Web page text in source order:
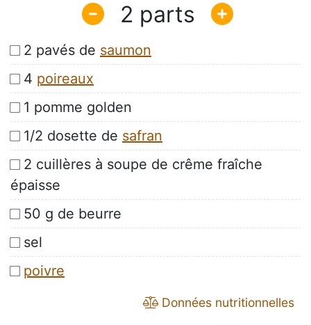
2
2 pavés de saumon
4 poireaux
1 pomme golden
1/2 dosette de safran
2 cuillères à soupe de crême fraîche
épaisse
50 g de beurre
sel
poivre
Données nutritionnelles